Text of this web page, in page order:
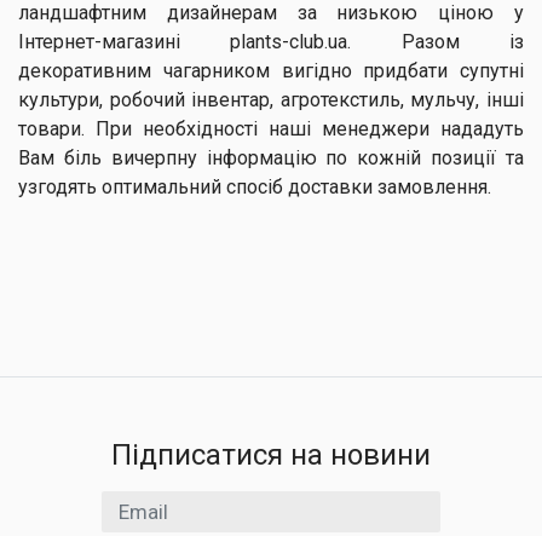
ландшафтним дизайнерам за низькою ціною у
Інтернет-магазині plants-club.ua. Разом із
декоративним чагарником вигідно придбати супутні
культури, робочий інвентар, агротекстиль, мульчу, інші
товари. При необхідності наші менеджери нададуть
Вам біль вичерпну інформацію по кожній позиції та
узгодять оптимальний спосіб доставки замовлення.
Підписатися на новини
Email